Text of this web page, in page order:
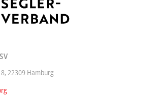
22309 Hamburg